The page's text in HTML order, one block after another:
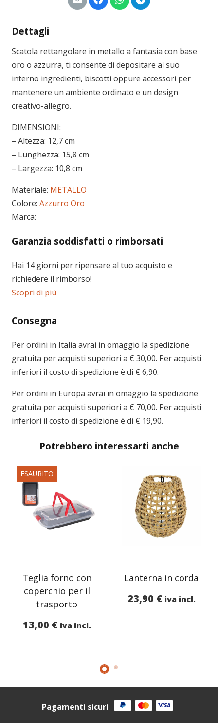
Garanzia soddisfatti o rimborsati
Hai 14 giorni per ripensare al tuo acquisto e
richiedere il rimborso!
Scopri di più
Consegna
Per ordini in Italia avrai in omaggio la spedizione
gratuita per acquisti superiori a € 30,00. Per acquisti
inferiori il costo di spedizione è di € 6,90.
Per ordini in Europa avrai in omaggio la spedizione
gratuita per acquisti superiori a € 70,00. Per acquisti
inferiori il costo di spedizione è di € 19,90.
Dettagli
Scatola rettangolare in metallo a fantasia con base
oro o azzurra, ti consente di depositare al suo
interno ingredienti, biscotti oppure accessori per
mantenere un ambiente ordinato e un design
creativo-allegro.
DIMENSIONI: ​
– Altezza: 12,7 cm
– Lunghezza: 15,8 cm
– Largezza: 10,8 cm
Materiale: METALLO
Colore: Azzurro Oro
Marca:
Potrebbero interessarti anche
ESAURITO
Teglia forno con
coperchio per il
trasporto
13,00 € iva incl.
Lanterna in corda
23,90 € iva incl.
Pagamenti sicuri